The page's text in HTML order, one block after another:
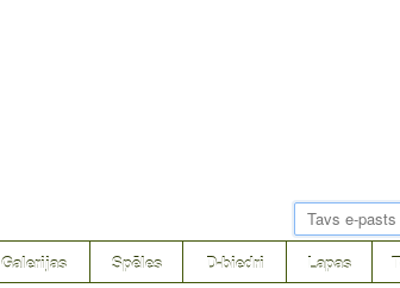
Galerijas Spēles D-biedri Lapas